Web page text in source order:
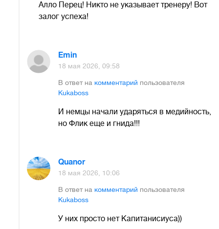
Алло Перец! Никто не указывает тренеру! Вот
залог успеха!
Emin
18 мая 2026, 09:58
В ответ на комментарий пользователя
Kukaboss
И немцы начали ударяться в медийность,
но Флик еще и гнида!!!
Quanor
18 мая 2026, 10:06
В ответ на комментарий пользователя
Kukaboss
У них просто нет Капитанисиуса))